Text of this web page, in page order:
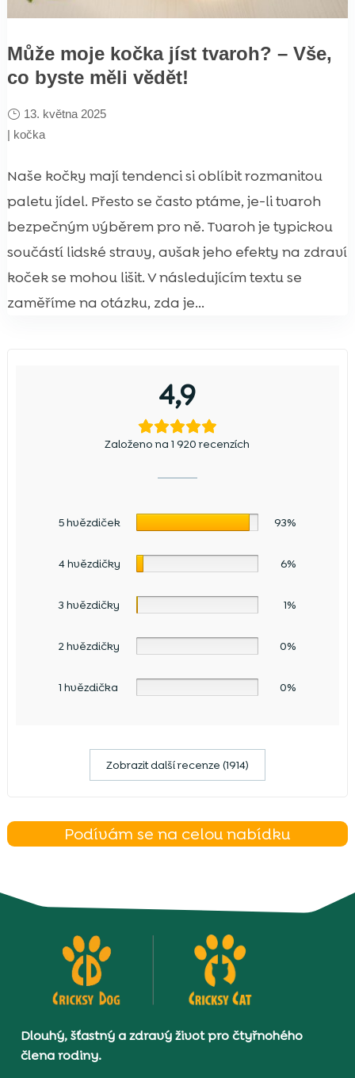
Může moje kočka jíst tvaroh? – Vše,
co byste měli vědět!
13. května 2025
| kočka
Naše kočky mají tendenci si oblíbit rozmanitou
paletu jídel. Přesto se často ptáme, je-li tvaroh
bezpečným výběrem pro ně. Tvaroh je typickou
součástí lidské stravy, avšak jeho efekty na zdraví
koček se mohou lišit. V následujícím textu se
zaměříme na otázku, zda je...
4,9
Založeno na 1 920 recenzích
5 hvězdiček 93%
4 hvězdičky 6%
3 hvězdičky 1%
2 hvězdičky 0%
1 hvězdička 0%
Zobrazit další recenze (1914)
Podívám se na celou nabídku
Dlouhý, šťastný a zdravý život pro čtyřnohého
člena rodiny.